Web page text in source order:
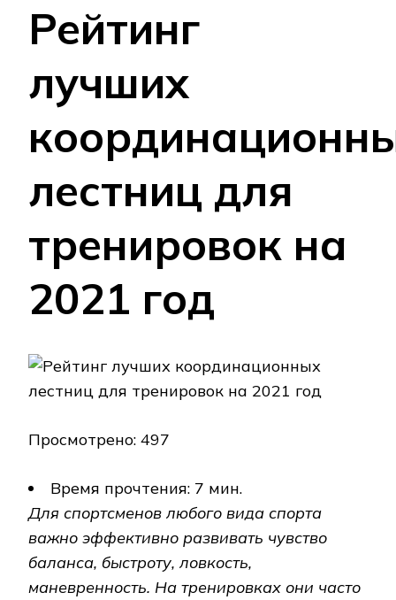
Рейтинг
лучших
лестниц для
тренировок на
2021 год
Просмотрено: 497
Время прочтения: 7 мин.
Для спортсменов любого вида спорта
важно эффективно развивать чувство
баланса, быстроту, ловкость,
маневренность. На тренировках они часто